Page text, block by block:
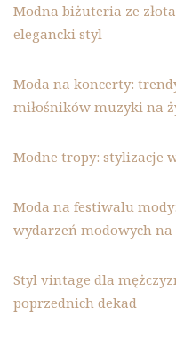
Modna biżuteria ze
elegancki styl
Moda na koncerty:
miłośników muzyki na
Modne tropy: stylizacje
Moda na festiwalu
wydarzeń modowych na
Styl vintage dla
poprzednich dekad